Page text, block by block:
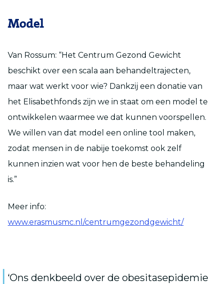
Model
Van Rossum: “Het Centrum Gezond Gewicht
beschikt over een scala aan behandeltrajecten,
maar wat werkt voor wie? Dankzij een donatie van
het Elisabethfonds zijn we in staat om een model te
ontwikkelen waarmee we dat kunnen voorspellen.
We willen van dat model een online tool maken,
zodat mensen in de nabije toekomst ook zelf
kunnen inzien wat voor hen de beste behandeling
is.”
Meer info:
www.erasmusmc.nl/centrumgezondgewicht/
‘Ons denkbeeld over de obesitasepidemie